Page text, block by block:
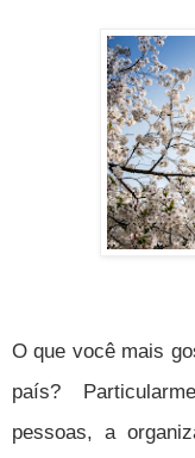
O que você mais
país?
pessoas, a